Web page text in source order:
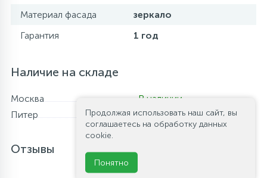
Материал фасада
зеркало
Гарантия
1 год
Наличие на складе
Москва
В наличии
Питер
В наличии
Отзывы
Продолжая использовать наш сайт, вы
соглашаетесь на обработку данных
cookie.
Понятно